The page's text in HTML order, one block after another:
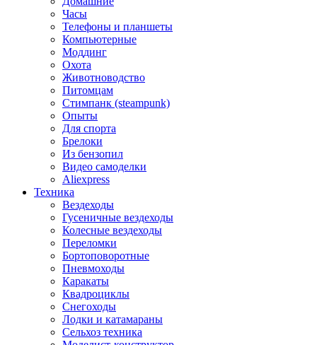
Часы
Телефоны и планшеты
Компьютерные
Моддинг
Охота
Животноводство
Питомцам
Стимпанк (steampunk)
Опыты
Для спорта
Брелоки
Из бензопил
Видео самоделки
Aliexpress
Техника
Вездеходы
Гусеничные вездеходы
Колесные вездеходы
Переломки
Бортоповоротные
Пневмоходы
Каракаты
Квадроциклы
Снегоходы
Лодки и катамараны
Сельхоз техника